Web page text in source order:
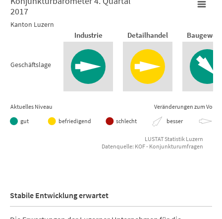
Konjunkturbarometer 4. Quartal 2017
View as data table, Konjunkturbarometer 4. Quartal 2017
Geschäftslage
Industrie Detailhandel
Aktuelles Niveau
Veränderungen zum
gut
befriedigend schlecht besser
2017
Kanton Luzern
LUSTAT Statistik Luzern
Datenquelle: KOF - Konjunkturumfragen
Stabile Entwicklung erwartet